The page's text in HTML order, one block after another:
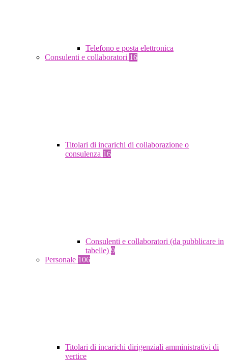
Telefono e posta elettronica
Consulenti e collaboratori 16
Titolari di incarichi di collaborazione o
consulenza 16
Consulenti e collaboratori (da pubblicare in
tabelle) 9
Personale 106
Titolari di incarichi dirigenziali amministrativi di
vertice